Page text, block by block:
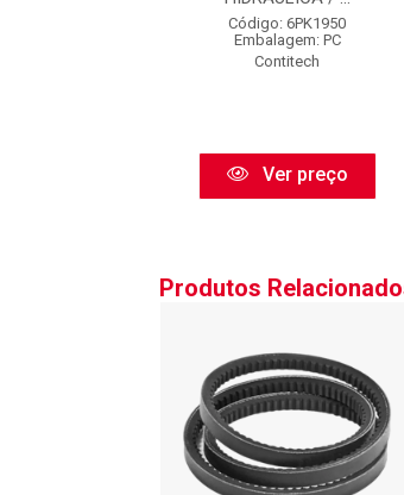
Código: 6PK1950
Embalagem: PC
Contitech
Ver preço
Produtos